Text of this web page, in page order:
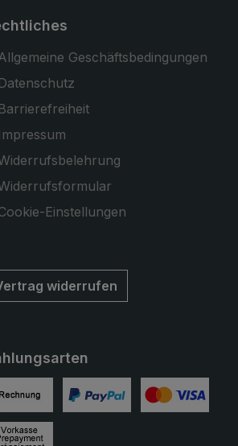
Geschäftsbedingungen
Datenschutz
Barrierefreiheit
Impressum
Einstellungen
widerrufen
3